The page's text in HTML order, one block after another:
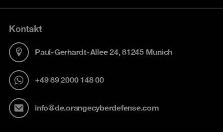
Kontakt
Paul-Gerhardt-Allee 24, 81245 Munich
+49 89 2000 148 00
info@de.orangecyberdefense.com